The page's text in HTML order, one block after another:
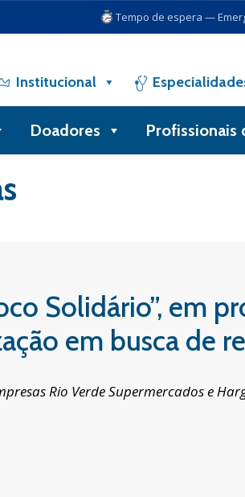
Tempo de espera —
Institucional
Doadores Profissionais
Solidário”, em
em busca de
Rio Verde Supermercados e